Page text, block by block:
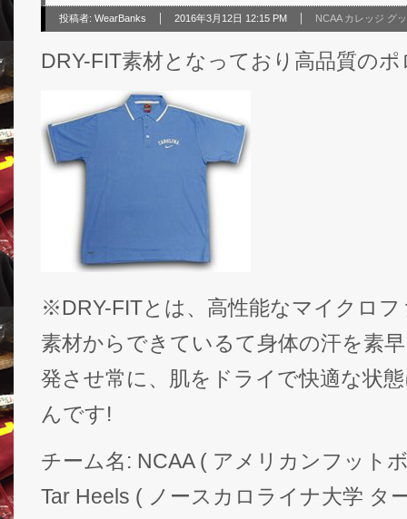
投稿者: WearBanks 2016年3月12日 12:15 PM NCAA カレッジ グ
DRY-FIT素材となっており高品質の
※DRY-FITとは、高性能なマイクロ
素材からできているて身体の汗を素
発させ常に、肌をドライで快適な状
んです!
チーム名: NCAA ( アメリカンフット
Tar Heels ( ノースカロライナ大学 タ